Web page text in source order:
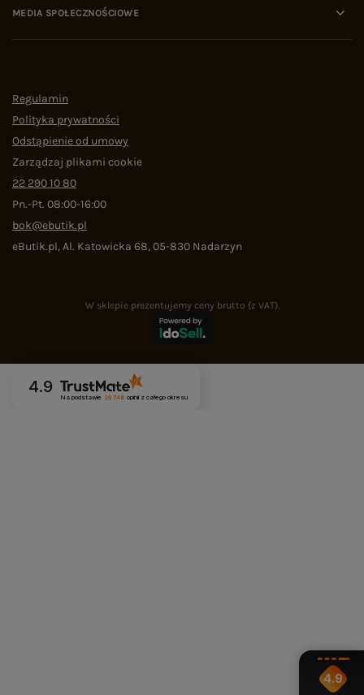
MEDIA SPOŁECZNOŚCIOWE
Regulamin
Polityka prywatności
Odstąpienie od umowy
Zarządzaj plikami cookie
22 290 10 80
Pn.-Pt. 08:00-16:00
bok@ebutik.pl
eButik.pl,Al. Katowicka 68,05-830 Nadarzyn
W sklepie prezentujemy ceny brutto (z VAT).
4.9
Na podstawie 29 748 opinii z całego okresu
4.9